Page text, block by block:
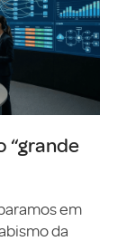
“grande
em
da